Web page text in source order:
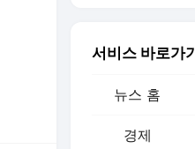
서비스 바로가기
뉴스 홈
경제